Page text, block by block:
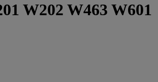
W202 W463 W601